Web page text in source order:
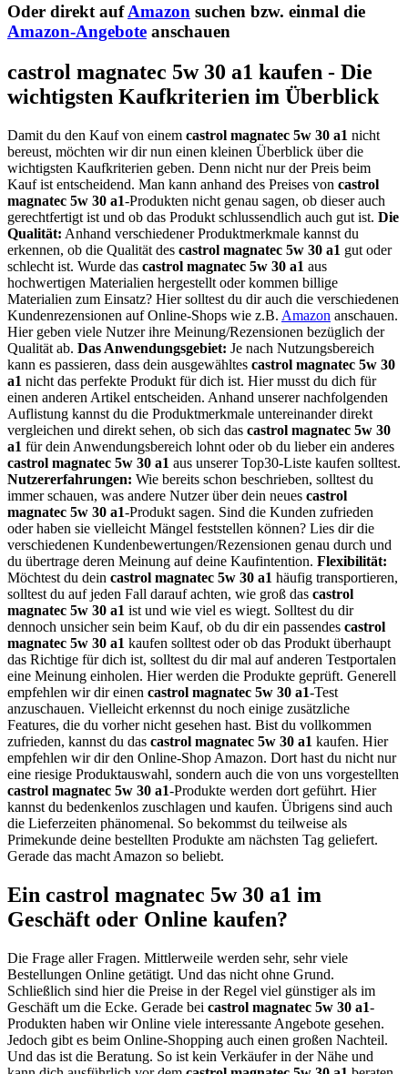
Oder direkt aufAmazon suchen bzw. einmal die
Amazon-Angebote anschauen
castrol magnatec 5w 30 a1 kaufen - Die
wichtigsten Kaufkriterien im Überblick
Damit du den Kauf von einem castrol magnatec 5w 30 a1 nicht
bereust, möchten wir dir nun einen kleinen Überblick über die
wichtigsten Kaufkriterien geben. Denn nicht nur der Preis beim
Kauf ist entscheidend. Man kann anhand des Preises von castrol
magnatec 5w 30 a1-Produkten nicht genau sagen, ob dieser auch
gerechtfertigt ist und ob das Produkt schlussendlich auch gut ist. Die
Qualität: Anhand verschiedener Produktmerkmale kannst du
erkennen, ob die Qualität des castrol magnatec 5w 30 a1 gut oder
schlecht ist. Wurde das castrol magnatec 5w 30 a1 aus
hochwertigen Materialien hergestellt oder kommen billige
Materialien zum Einsatz? Hier solltest du dir auch die verschiedenen
Kundenrezensionen auf Online-Shops wie z.B. Amazon anschauen.
Hier geben viele Nutzer ihre Meinung/Rezensionen bezüglich der
Qualität ab. Das Anwendungsgebiet: Je nach Nutzungsbereich
kann es passieren, dass dein ausgewähltes castrol magnatec 5w 30
a1 nicht das perfekte Produkt für dich ist. Hier musst du dich für
einen anderen Artikel entscheiden. Anhand unserer nachfolgenden
Auflistung kannst du die Produktmerkmale untereinander direkt
vergleichen und direkt sehen, ob sich das castrol magnatec 5w 30
a1 für dein Anwendungsbereich lohnt oder ob du lieber ein anderes
castrol magnatec 5w 30 a1 aus unserer Top30-Liste kaufen solltest.
Nutzererfahrungen: Wie bereits schon beschrieben, solltest du
immer schauen, was andere Nutzer über dein neues castrol
magnatec 5w 30 a1-Produkt sagen. Sind die Kunden zufrieden
oder haben sie vielleicht Mängel feststellen können? Lies dir die
verschiedenen Kundenbewertungen/Rezensionen genau durch und
du übertrage deren Meinung auf deine Kaufintention. Flexibilität:
Möchtest du dein castrol magnatec 5w 30 a1 häufig transportieren,
solltest du auf jeden Fall darauf achten, wie groß das castrol
magnatec 5w 30 a1 ist und wie viel es wiegt. Solltest du dir
dennoch unsicher sein beim Kauf, ob du dir ein passendes castrol
magnatec 5w 30 a1 kaufen solltest oder ob das Produkt überhaupt
das Richtige für dich ist, solltest du dir mal auf anderen Testportalen
eine Meinung einholen. Hier werden die Produkte geprüft. Generell
empfehlen wir dir einen castrol magnatec 5w 30 a1-Test
anzuschauen. Vielleicht erkennst du noch einige zusätzliche
Features, die du vorher nicht gesehen hast. Bist du vollkommen
zufrieden, kannst du das castrol magnatec 5w 30 a1 kaufen. Hier
empfehlen wir dir den Online-Shop Amazon. Dort hast du nicht nur
eine riesige Produktauswahl, sondern auch die von uns vorgestellten
castrol magnatec 5w 30 a1-Produkte werden dort geführt. Hier
kannst du bedenkenlos zuschlagen und kaufen. Übrigens sind auch
die Lieferzeiten phänomenal. So bekommst du teilweise als
Primekunde deine bestellten Produkte am nächsten Tag geliefert.
Gerade das macht Amazon so beliebt.
Ein castrol magnatec 5w 30 a1 im
Geschäft oder Online kaufen?
Die Frage aller Fragen. Mittlerweile werden sehr, sehr viele
Bestellungen Online getätigt. Und das nicht ohne Grund.
Schließlich sind hier die Preise in der Regel viel günstiger als im
Geschäft um die Ecke. Gerade bei castrol magnatec 5w 30 a1-
Produkten haben wir Online viele interessante Angebote gesehen.
Jedoch gibt es beim Online-Shopping auch einen großen Nachteil.
Und das ist die Beratung. So ist kein Verkäufer in der Nähe und